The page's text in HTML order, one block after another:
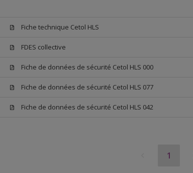
Fiche technique Cetol HLS
FDES collective
Fiche de données de sécurité Cetol HLS 000
Fiche de données de sécurité Cetol HLS 077
Fiche de données de sécurité Cetol HLS 042
1